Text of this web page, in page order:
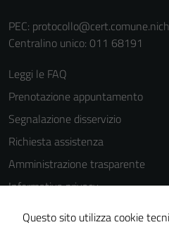
PEC:
Centralino unico: 011 68191
Leggi le FAQ
Prenotazione appuntamento
Segnalazione disservizio
Richiesta assistenza
Amministrazione trasparente
Informativa privacy
Cookie Policy
Questo sito utilizza cookie